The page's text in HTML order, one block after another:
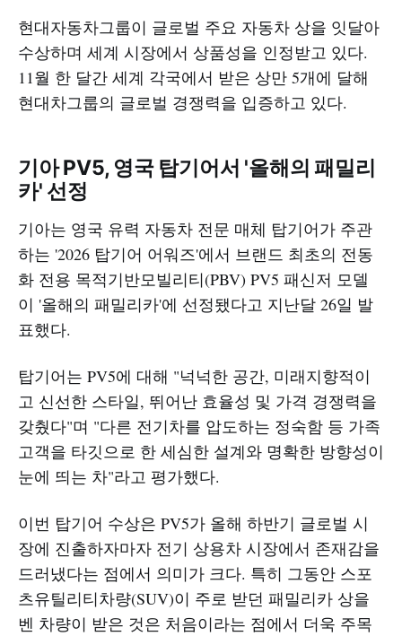
현대자동차그룹이 글로벌 주요 자동차 상을 잇달아
수상하며 세계 시장에서 상품성을 인정받고 있다.
11월 한 달간 세계 각국에서 받은 상만 5개에 달해
현대차그룹의 글로벌 경쟁력을 입증하고 있다.
기아 PV5, 영국 탑기어서 '올해의 패밀리
카' 선정
기아는 영국 유력 자동차 전문 매체 탑기어가 주관
하는 '2026 탑기어 어워즈'에서 브랜드 최초의 전동
화 전용 목적기반모빌리티(PBV) PV5 패신저 모델
이 '올해의 패밀리카'에 선정됐다고 지난달 26일 발
표했다.
탑기어는 PV5에 대해 "넉넉한 공간, 미래지향적이
고 신선한 스타일, 뛰어난 효율성 및 가격 경쟁력을
갖췄다"며 "다른 전기차를 압도하는 정숙함 등 가족
고객을 타깃으로 한 세심한 설계와 명확한 방향성이
눈에 띄는 차"라고 평가했다.
이번 탑기어 수상은 PV5가 올해 하반기 글로벌 시
장에 진출하자마자 전기 상용차 시장에서 존재감을
드러냈다는 점에서 의미가 크다. 특히 그동안 스포
츠유틸리티차량(SUV)이 주로 받던 패밀리카 상을
벤 차량이 받은 것은 처음이라는 점에서 더욱 주목